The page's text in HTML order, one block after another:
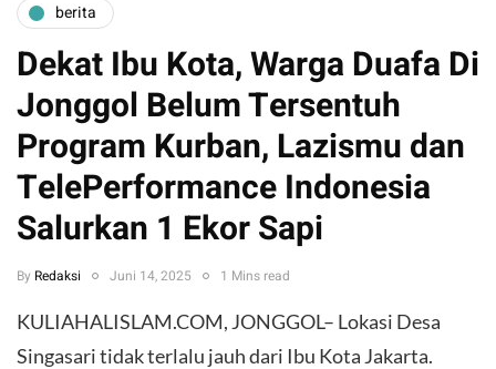
berita
Dekat Ibu Kota, Warga Duafa Di
Jonggol Belum Tersentuh
Program Kurban, Lazismu dan
TelePerformance Indonesia
Salurkan 1 Ekor Sapi
By Redaksi Juni 14, 2025 1 Mins read
KULIAHALISLAM.COM, JONGGOL– Lokasi Desa
Singasari tidak terlalu jauh dari Ibu Kota Jakarta.